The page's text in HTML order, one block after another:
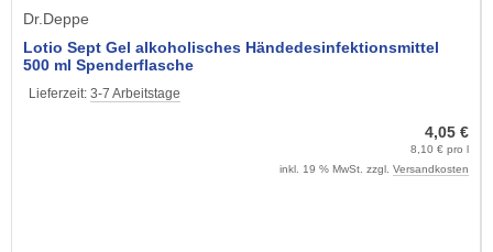
Dr.Deppe
Lotio Sept Gel alkoholisches Händedesinfektionsmittel
500 ml Spenderflasche
Lieferzeit: 3-7 Arbeitstage
4,05 €
8,10 € pro l
inkl. 19 % MwSt. zzgl. Versandkosten